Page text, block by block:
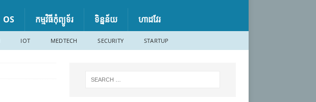
OS កម្មវិធីកុំព្យូទ័រ ទិន្នន័យ ហាដវែរ
IOT MEDTECH SECURITY STARTUP